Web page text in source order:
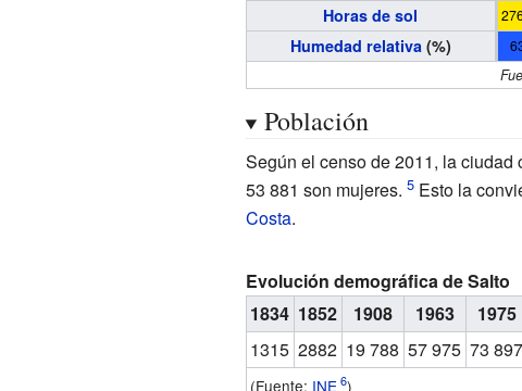
Horas de sol
Humedad relativa (%)
Población
Según el censo de 2011, la
53 881 son mujeres. Esto la
Costa.
Evolución demográfica de Salto
1834 1852 1908 1963 1975
1315 2882 19 788 57975 73 897
(Fuente: INE )